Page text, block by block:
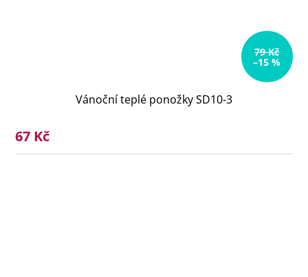
79 Kč
–15 %
Vánoční teplé ponožky SD10-3
67 Kč